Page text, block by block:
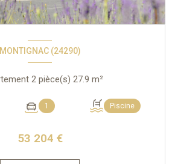
MONTIGNAC (24290)
Appartement 2 pièce(s) 27.9 m²
1 Piscine
53 204 €